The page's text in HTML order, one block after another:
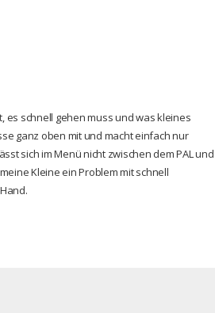
es schnell gehen muss und was kleines
ganz oben mit und macht einfach nur
sich im Menü nicht zwischen dem PAL und
Kleine ein Problem mit schnell